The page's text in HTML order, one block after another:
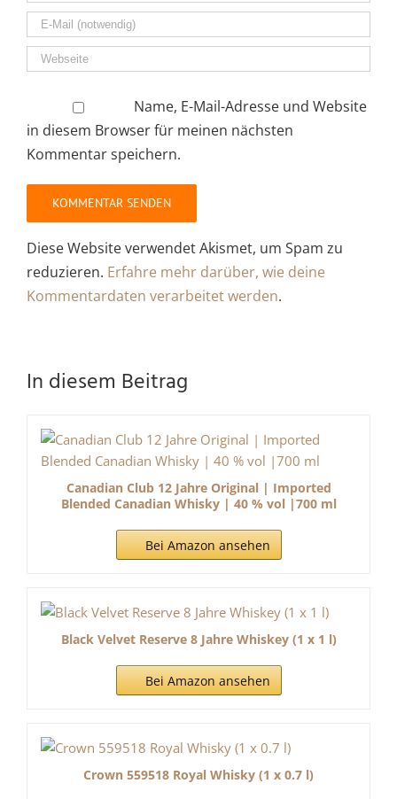
Name, E-Mail-Adresse und Website
in diesem Browser für meinen nächsten
Kommentar speichern.
Diese Website verwendet Akismet, um Spam zu
reduzieren. Erfahre mehr darüber, wie deine
Kommentardaten verarbeitet werden.
In diesem Beitrag
Canadian Club 12 Jahre Original | Imported
Blended Canadian Whisky | 40 % vol |700 ml
Bei Amazon ansehen
Black Velvet Reserve 8 Jahre Whiskey (1 x 1 l)
Bei Amazon ansehen
Crown 559518 Royal Whisky (1 x 0.7 l)